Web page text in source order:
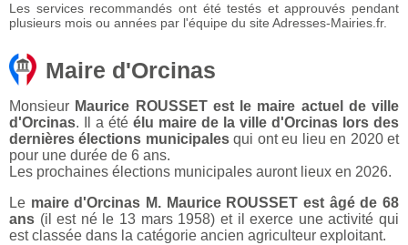
Les services recommandés ont été testés et approuvés pendant
plusieurs mois ou années par l'équipe du site Adresses-Mairies.fr.
Maire d'Orcinas
Monsieur Maurice ROUSSET est le maire actuel de ville
d'Orcinas. Il a été élu maire de la ville d'Orcinas lors des
dernières élections municipalesqui ont eu lieu en 2020 et
pour une durée de 6 ans.
Les prochaines élections municipales auront lieux en 2026.
Le maire d'Orcinas M. Maurice ROUSSET est âgé de 68
ans (il est né le 13 mars 1958) et il exerce une activité qui
est classée dans la catégorie ancien agriculteur exploitant.